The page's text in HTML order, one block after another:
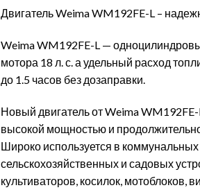
Двигатель Weima WM192FE-L –
Weima WM192FE-L —
мотора 18 л. с. а удельный расход
до 1.5 часов без дозаправки.
Новый двигатель от Weima
высокой мощностью и
Широко используется в
сельскохозяйственных и садовых
культиваторов, косилок, мотоблоков,